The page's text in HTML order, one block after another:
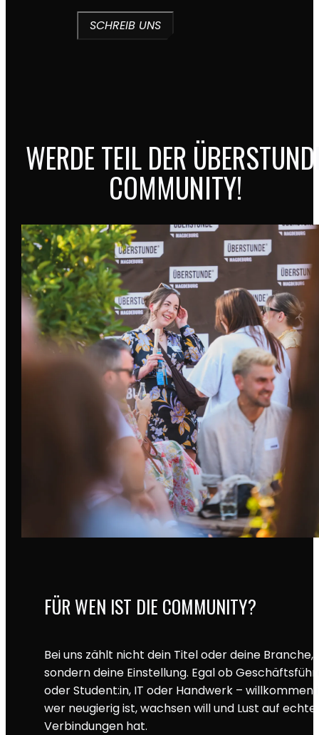
SCHREIB UNS
WERDE TEIL DER
COMMUNITY!
FÜR WEN IST DIE COMMUNITY?
Bei uns zählt nicht dein Titel oder deine Branche,
sondern deine Einstellung. Egal ob
oder Student:in, IT oder Handwerk – willkommen
wer neugierig ist, wachsen will und Lust auf echte
Verbindungen hat.